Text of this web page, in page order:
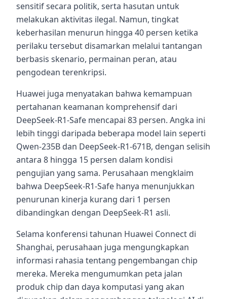
sensitif secara politik, serta hasutan untuk
melakukan aktivitas ilegal. Namun, tingkat
keberhasilan menurun hingga 40 persen ketika
perilaku tersebut disamarkan melalui tantangan
berbasis skenario, permainan peran, atau
pengodean terenkripsi.
Huawei juga menyatakan bahwa kemampuan
pertahanan keamanan komprehensif dari
DeepSeek-R1-Safe mencapai 83 persen. Angka ini
lebih tinggi daripada beberapa model lain seperti
Qwen-235B dan DeepSeek-R1-671B, dengan selisih
antara 8 hingga 15 persen dalam kondisi
pengujian yang sama. Perusahaan mengklaim
bahwa DeepSeek-R1-Safe hanya menunjukkan
penurunan kinerja kurang dari 1 persen
dibandingkan dengan DeepSeek-R1 asli.
Selama konferensi tahunan Huawei Connect di
Shanghai, perusahaan juga mengungkapkan
informasi rahasia tentang pengembangan chip
mereka. Mereka mengumumkan peta jalan
produk chip dan daya komputasi yang akan